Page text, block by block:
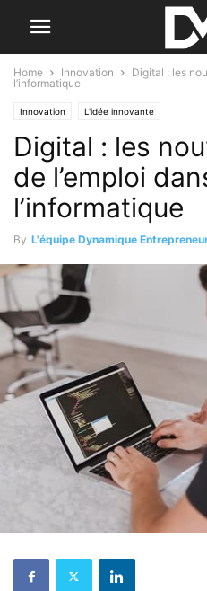
Home Innovation
Digital : les
l’informatique
Innovation L'idée innovante
Digital : les
de l’emploi
l’informatique
By L'équipe Dynamique